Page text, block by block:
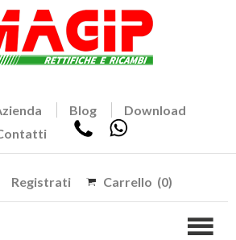
Blog
Download
Registrati Carrello (0)